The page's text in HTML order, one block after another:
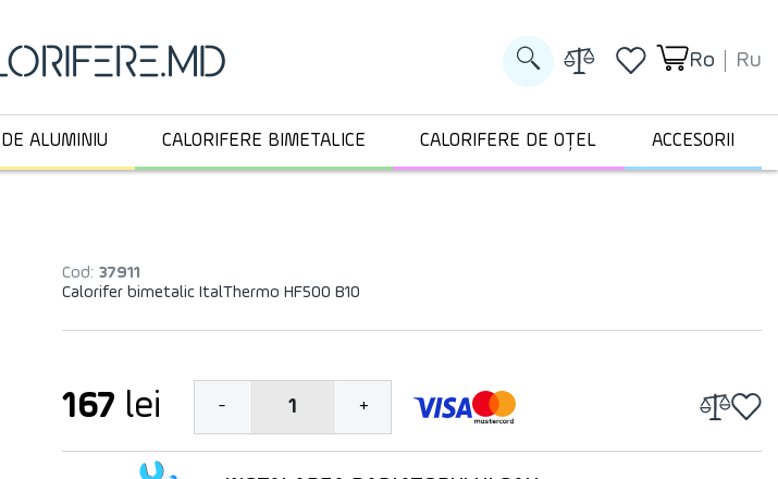
Ro Ru
ALUMINIU CALORIFERE BIMETALICE CALORIFERE DE OȚEL ACCESORII
Cod: 37911
Calorifer bimetalic ItalThermo HF500 B10
167 lei - 1 +